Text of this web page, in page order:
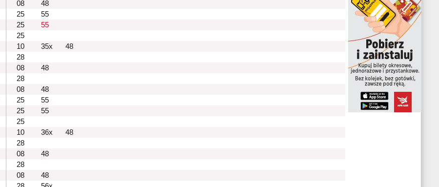
08
48
25
55
25
55
25
10 35x
48
28
08
48
28
08
48
25
55
25
55
25
10 36x
48
28
08
48
28
08
48